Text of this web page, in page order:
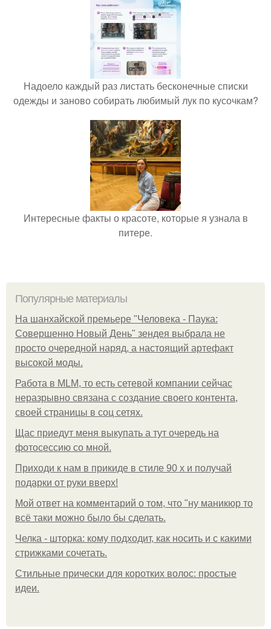
Надоело каждый раз листать бесконечные списки
одежды и заново собирать любимый лук по кусочкам?
Интересные факты о красоте, которые я узнала в
питере.
Популярные материалы
На шанхайской премьере "Человека - Паука:
Совершенно Новый День" зендея выбрала не
просто очередной наряд, а настоящий артефакт
высокой моды.
Работа в MLM, то есть сетевой компании сейчас
неразрывно связана с создание своего контента,
своей страницы в соц сетях.
Щас приедут меня выкупать а тут очередь на
фотосессию со мной.
Приходи к нам в прикиде в стиле 90 х и получай
подарки от руки вверх!
Мой ответ на комментарий о том, что "ну маникюр то
всё таки можно было бы сделать.
Челка - шторка: кому подходит, как носить и с какими
стрижками сочетать.
Стильные прически для коротких волос: простые
идеи.